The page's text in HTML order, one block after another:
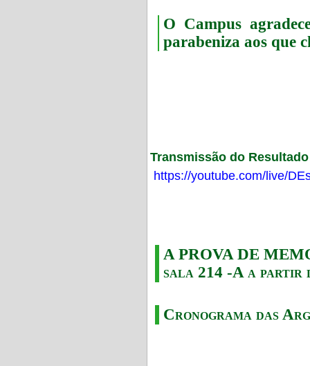
O Campus
parabeniza aos que
Transmissão do
https://youtube.com/live/
A PROVA DE
sala 214 -A a partir
Cronograma das